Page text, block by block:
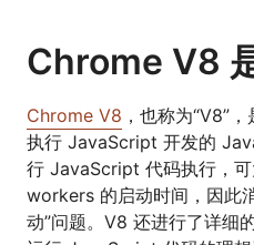
Chrome V8
Chrome V8 ，也称为“V8”
执行 JavaScript 开发的
行 JavaScript 代码执行，
workers 的启动时间，因此
动”问题。V8 还进行了详细